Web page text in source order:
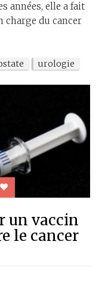
années, elle a fait
charge du cancer
urologie
un vaccin
le cancer